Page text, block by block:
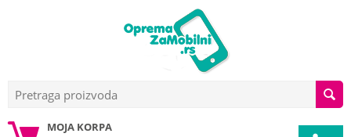
MOJA KORPA